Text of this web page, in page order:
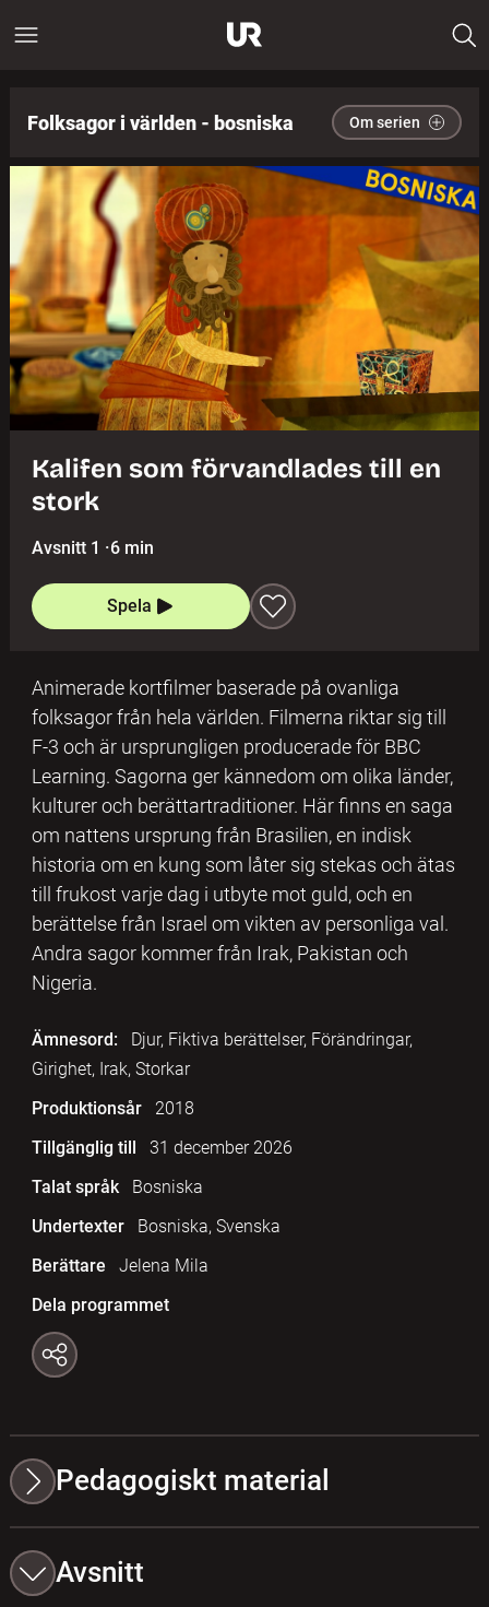
Folksagor i världen - bosniska Om serien
Kalifen som förvandlades till en
stork
Avsnitt 1 ·6 min
Spela
Animerade kortfilmer baserade på ovanliga
folksagor från hela världen. Filmerna riktar sig till
F-3 och är ursprungligen producerade för BBC
Learning. Sagorna ger kännedom om olika länder,
kulturer och berättartraditioner. Här finns en saga
om nattens ursprung från Brasilien, en indisk
historia om en kung som låter sig stekas och ätas
till frukost varje dag i utbyte mot guld, och en
berättelse från Israel om vikten av personliga val.
Andra sagor kommer från Irak, Pakistan och
Nigeria.
Ämnesord:
Djur, Fiktiva berättelser, Förändringar,
Girighet, Irak, Storkar
Produktionsår
2018
Tillgänglig till
31 december 2026
Talat språk
Bosniska
Undertexter
Bosniska, Svenska
Berättare
Jelena Mila
Dela programmet
Pedagogiskt material
Avsnitt